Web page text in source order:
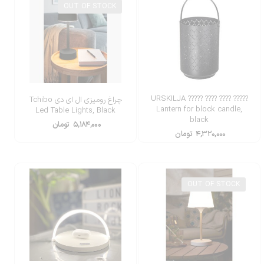
????? ???? ???? ????? URSKILJA
Lantern for block candle,
black
۴,۳۲۰,۰۰۰ تومان
چراغ رومیزی ال ای دی Tchibo
Led Table Lights, Black
۵,۱۸۴,۰۰۰ تومان